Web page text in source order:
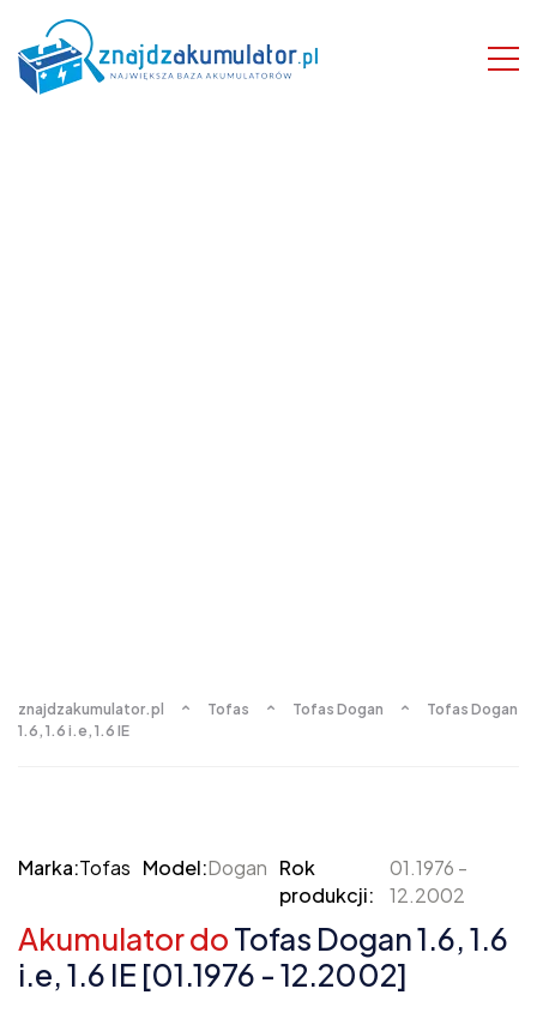
znajdzakumulator.pl Tofas Tofas Dogan
Tofas Dogan
1.6, 1.6 i.e, 1.6 IE
Marka:Tofas Model:Dogan Rok
produkcji:
01.1976 -
12.2002
Akumulator doTofas Dogan 1.6, 1.6
i.e, 1.6 IE [01.1976 - 12.2002]